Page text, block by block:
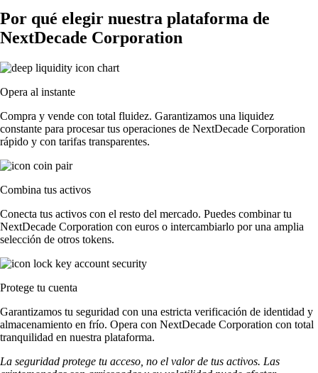
Por qué elegir nuestra plataforma de
NextDecade Corporation
Opera al instante
Compra y vende con total fluidez. Garantizamos una liquidez
constante para procesar tus operaciones de NextDecade Corporation
rápido y con tarifas transparentes.
Combina tus activos
Conecta tus activos con el resto del mercado. Puedes combinar tu
NextDecade Corporation con euros o intercambiarlo por una amplia
selección de otros tokens.
Protege tu cuenta
Garantizamos tu seguridad con una estricta verificación de identidad y
almacenamiento en frío. Opera con NextDecade Corporation con total
tranquilidad en nuestra plataforma.
La seguridad protege tu acceso, no el valor de tus activos. Las